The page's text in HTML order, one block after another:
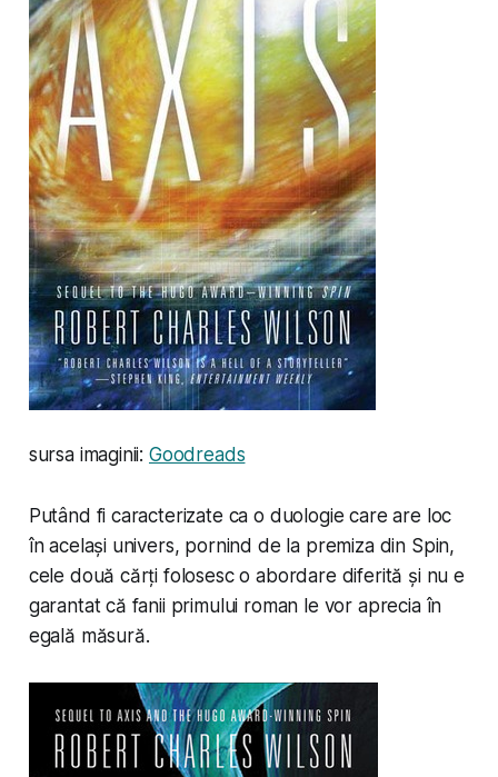
sursa imaginii: Goodreads
Putând fi caracterizate ca o duologie care are loc
în același univers, pornind de la premiza din Spin,
cele două cărți folosesc o abordare diferită și nu e
garantat că fanii primului roman le vor aprecia în
egală măsură.